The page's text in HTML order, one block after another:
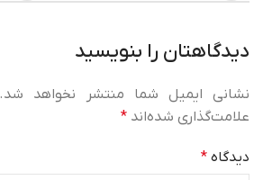
دیدگاهتان را بنویسید
نشانی ایمیل شما منتشر نخواهد شد.
علامت‌گذاری شده‌اند *
دیدگاه *